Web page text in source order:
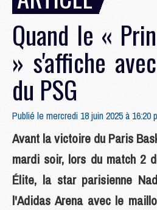
Quand le «
» s'affiche
du PSG
Publié le mercredi 18 juin 2025 à 16:20
Avant la victoire du Paris
mardi soir, lors du match 2
Élite, la star parisienne
l'Adidas Arena avec le